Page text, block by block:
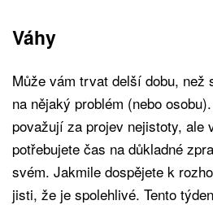
Váhy
Může vám trvat delší dobu, než
na nějaký problém (nebo
považují za projev nejistoty, ale
potřebujete čas na důkladné
svém. Jakmile dospějete k
jisti, že je spolehlivé. Tento